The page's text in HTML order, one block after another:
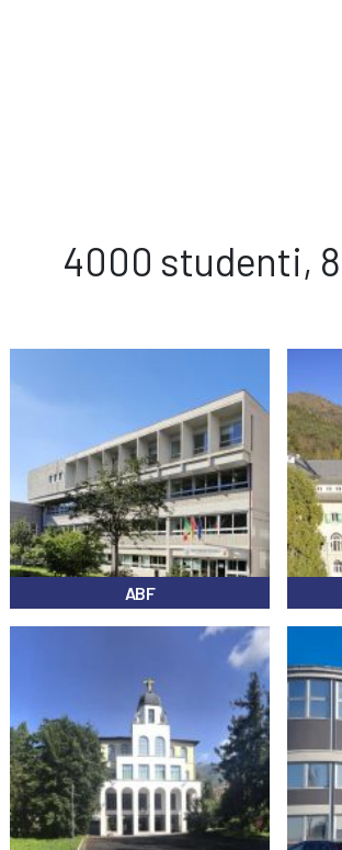
4000 studenti,
ABF